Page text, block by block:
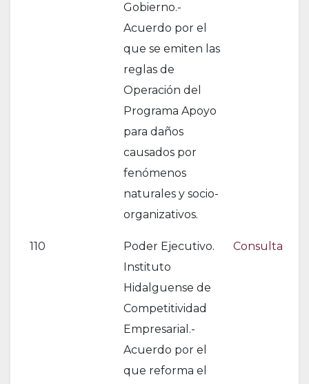
Gobierno.-
Acuerdo por el
que se emiten las
reglas de
Operación del
Programa Apoyo
para daños
causados por
fenómenos
naturales y socio-
organizativos.
110
Poder Ejecutivo.
Instituto
Hidalguense de
Competitividad
Empresarial.-
Acuerdo por el
que reforma el
Consulta